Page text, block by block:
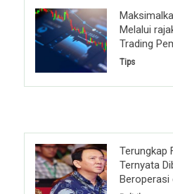
Melalui
Trading
Tips
Terungkap
Ternyata
Beroperasi